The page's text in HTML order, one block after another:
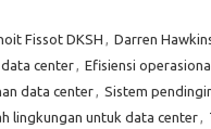
Fissot DKSH , Darren
center, Efisiensi
data center, Sistem
lingkungan untuk data center,